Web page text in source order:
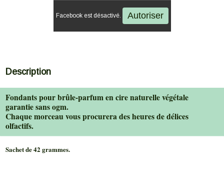
Facebook est désactivé. Autoriser
Description
Fondants pour brûle-parfum en cire naturelle végétale
garantie sans ogm.
Chaque morceau vous procurera des heures de délices
olfactifs.
Sachet de 42 grammes.